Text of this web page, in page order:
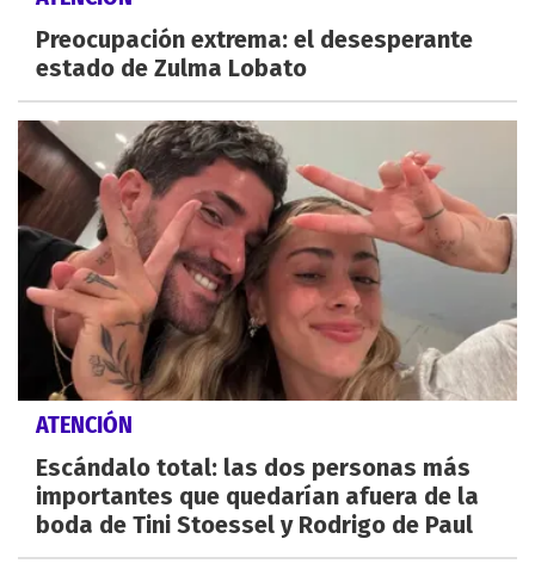
Preocupación extrema: el desesperante
estado de Zulma Lobato
ATENCIÓN
Escándalo total: las dos personas más
importantes que quedarían afuera de la
boda de Tini Stoessel y Rodrigo de Paul